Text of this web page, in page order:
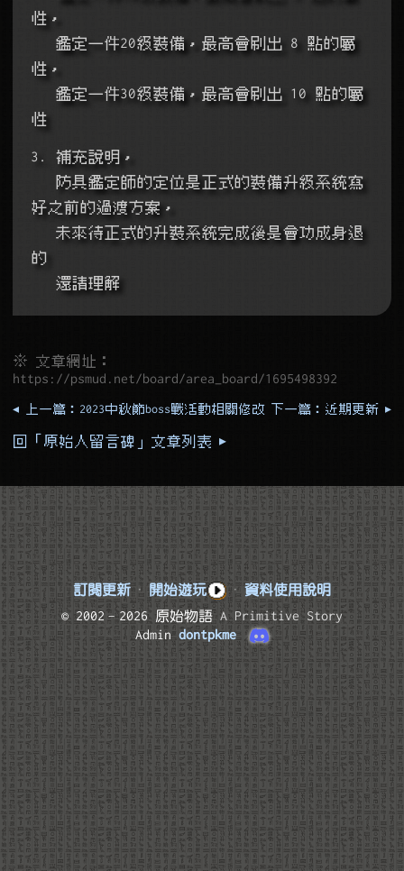
性，
性，
性
3. 補充說明，
好之前的過渡方案，
的
   還請理解
※ 文章網址：
https://psmud.net/board/area_board/1695498392
◂ 上一篇：2023中秋節boss戰活動相關修改 下一篇：近期更新 ▸
回「原始人留言碑」文章列表 ▸
訂閱更新 · 開始遊玩 · 資料使用說明
© 2002–2026 原始物語 A Primitive Story
Admin dontpkme